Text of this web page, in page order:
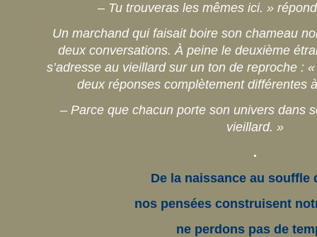
– Tu trouveras les mêmes ici. »
Un marchand qui faisait boire son chameau
deux conversations. À peine le deuxième
s’adresse au vieillard sur un ton de reproche :
deux réponses complètement différentes
– Parce que chacun porte son univers dans
vieillard. »
.
De la naissance au souffle
nos pensées construisent
ne perdons pas de